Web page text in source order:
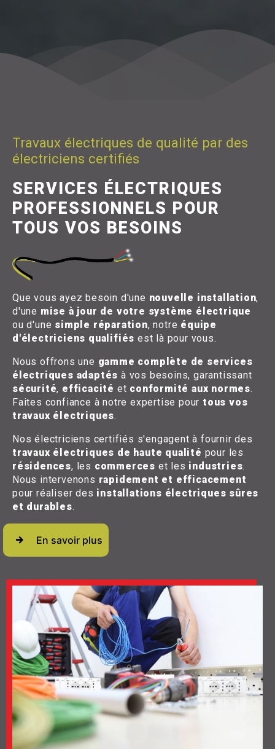
Travaux électriques de qualité par des
électriciens certifiés
SERVICES ÉLECTRIQUES
PROFESSIONNELS POUR
TOUS VOS BESOINS
Que vous ayez besoin d'une nouvelle installation,
d'une mise à jour de votre système électrique
ou d'une simple réparation, notre équipe
d'électriciens qualifiés est là pour vous.
Nous offrons une gamme complète de services
électriques adaptés à vos besoins, garantissant
sécurité, efficacité et conformité aux normes.
Faites confiance à notre expertise pour tous vos
travaux électriques.
Nos électriciens certifiés s'engagent à fournir des
travaux électriques de haute qualité pour les
résidences, les commerces et les industries.
Nous intervenons rapidement et efficacement
pour réaliser des installations électriques sûres
et durables.
En savoir plus